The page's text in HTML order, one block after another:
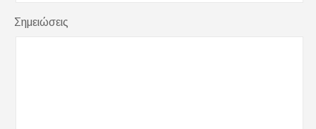
Σημειώσεις